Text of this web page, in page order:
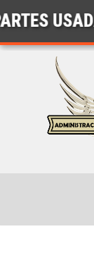
Saltar
USADAS ///